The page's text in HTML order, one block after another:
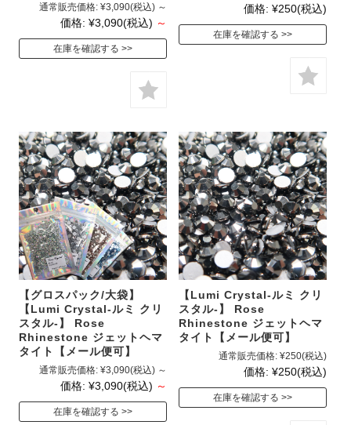
通常販売価格: ¥3,090(税込) ～
価格: ¥3,090(税込) ～
在庫を確認する
価格: ¥250(税込)
在庫を確認する
【グロスパック/大袋】
【Lumi Crystal-ルミ クリ
スタル-】 Rose
Rhinestone ジェットヘマ
タイト【メール便可】
通常販売価格: ¥3,090(税込) ～
価格: ¥3,090(税込) ～
在庫を確認する
【Lumi Crystal-ルミ クリ
スタル-】 Rose
Rhinestone ジェットヘマ
タイト【メール便可】
通常販売価格: ¥250(税込)
価格: ¥250(税込)
在庫を確認する